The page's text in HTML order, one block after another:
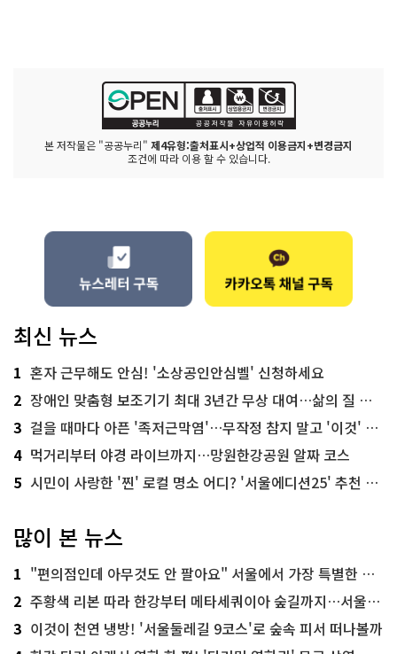
본 저작물은 "공공누리" 제4유형:출처표시+상업적 이용금지+변경금지
조건에 따라 이용 할 수 있습니다.
최신 뉴스
1 혼자 근무해도 안심! '소상공인안심벨' 신청하세요
2 장애인 맞춤형 보조기기 최대 3년간 무상 대여…삶의 질 높인다
3 걸을 때마다 아픈 '족저근막염'…무작정 참지 말고 '이것' 해보세요!
4 먹거리부터 야경 라이브까지…망원한강공원 알짜 코스
5 시민이 사랑한 '찐' 로컬 명소 어디? '서울에디션25' 추천 코스
많이 본 뉴스
1 "편의점인데 아무것도 안 팔아요" 서울에서 가장 특별한 편의점의 정체
2 주황색 리본 따라 한강부터 메타세쿼이아 숲길까지…서울둘레길 15코스
3 이것이 천연 냉방! '서울둘레길 9코스'로 숲속 피서 떠나볼까